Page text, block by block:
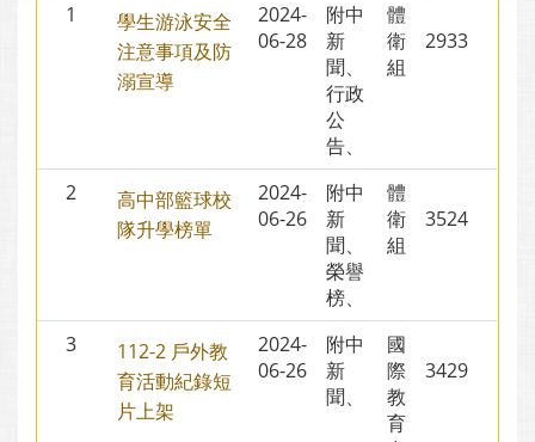
1
學生游泳安全
注意事項及防
溺宣導
2024-
06-28
附中
新
聞、
行政
公
告、
體
衛
組
2933
2
高中部籃球校
隊升學榜單
2024-
06-26
附中
新
聞、
榮譽
榜、
體
衛
組
3524
3
112-2 戶外教
育活動紀錄短
片上架
2024-
06-26
附中
新
聞、
國
際
教
育
3429